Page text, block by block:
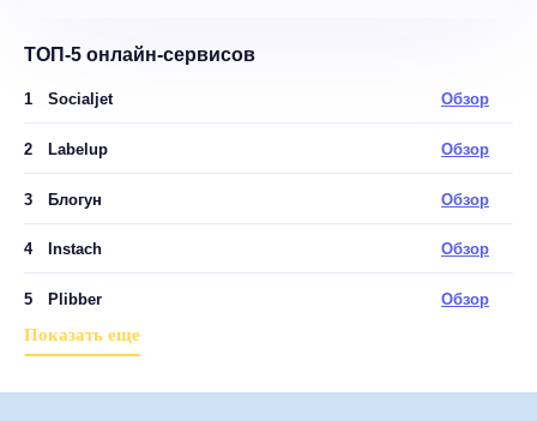
ТОП-5 онлайн-сервисов
1 Socialjet Обзор
2 Labelup Обзор
3 Блогун Обзор
4 Instach Обзор
5 Plibber Обзор
Показать еще